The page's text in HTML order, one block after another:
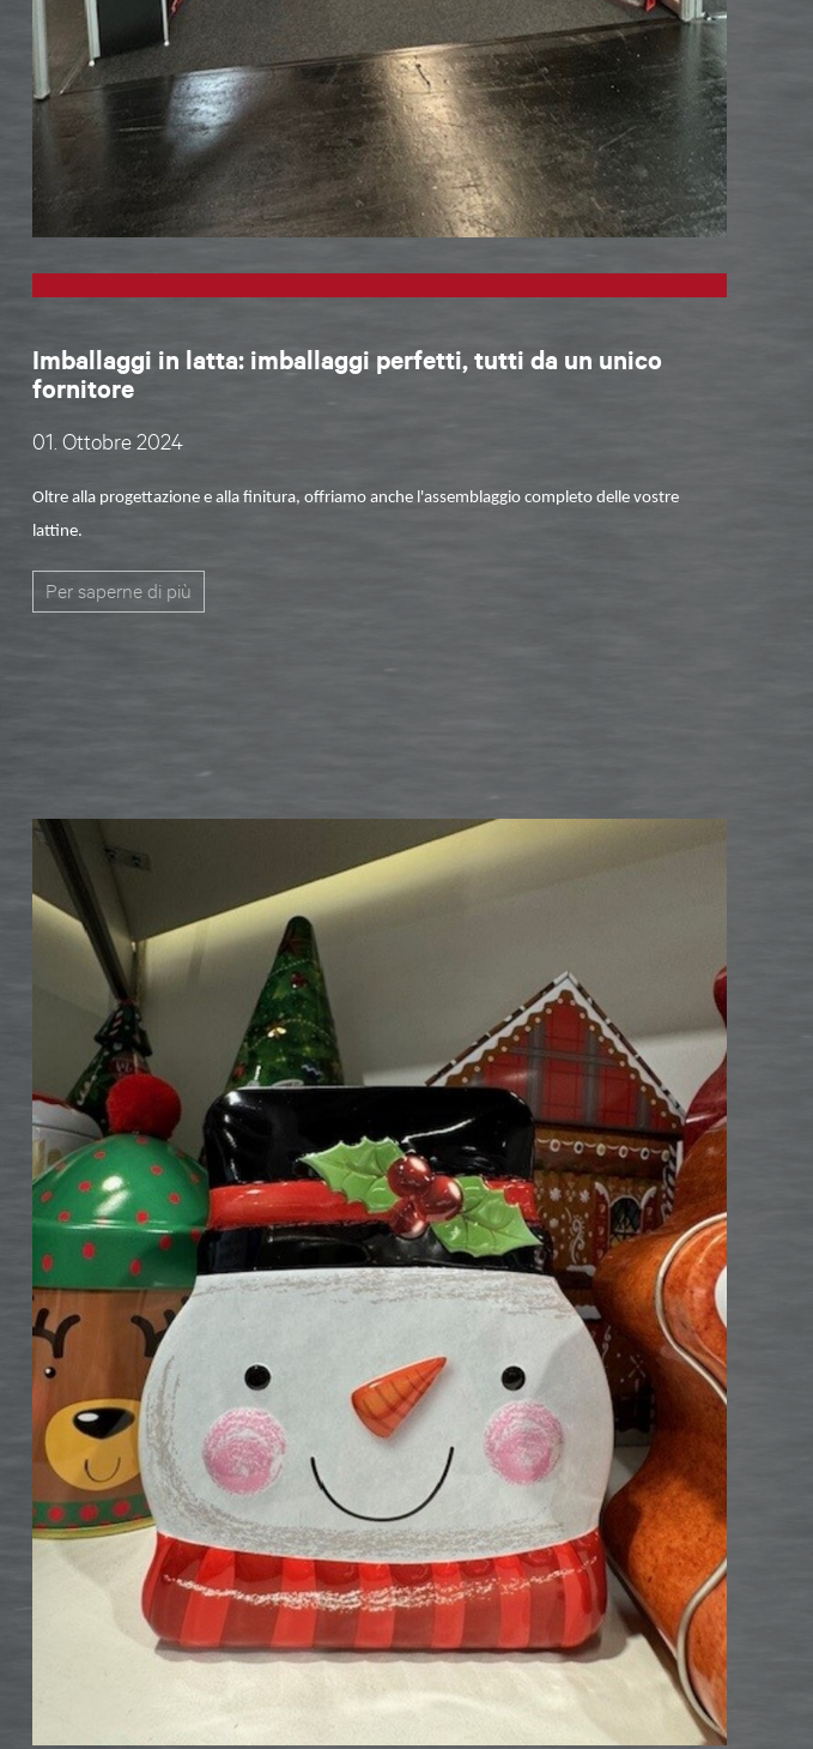
Imballaggi in latta: imballaggi perfetti, tutti da un unico
fornitore
01. Ottobre 2024
Oltre alla progettazione e alla finitura, offriamo anche l'assemblaggio completo delle vostre
lattine.
Per saperne di più